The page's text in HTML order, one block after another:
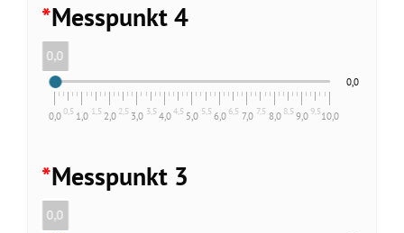
*Messpunkt 4
0,0
0,00,5 1,0 1,5 2,0 2,5 3,0 3,5 4,04,5 5,0 5,5 6,0 6,5 7,0 7,5 8,0 8,5 9,0 9,510,0
0,0
*Messpunkt 3
0,0